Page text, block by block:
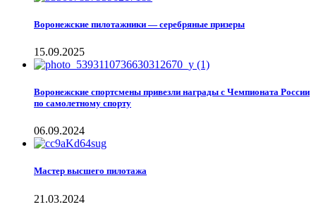
Воронежские пилотажники — серебряные призеры
15.09.2025
Воронежские спортсмены привезли награды с Чемпионата России
по самолетному спорту
06.09.2024
Мастер высшего пилотажа
21.03.2024